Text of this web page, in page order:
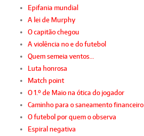
Epifania mundial
A lei de Murphy
O capitão chegou
A violência no e do futebol
Quem semeia ventos…
Luta honrosa
Match point
O 1.º de Maio na ótica do jogador
Caminho para o saneamento financeiro
O futebol por quem o observa
Espiral negativa